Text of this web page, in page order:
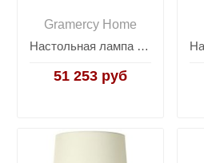
Gramercy Home
Настольная лампа Ester
51 253 руб